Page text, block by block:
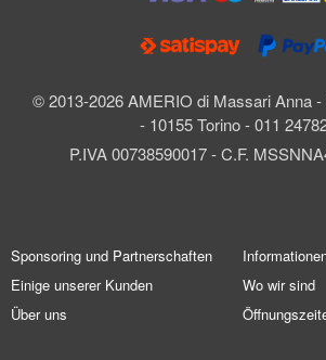
© 2013-2026 AMERIO di Massari Anna -
- 10155 Torino - 011
P.IVA 00738590017 - C.F.
Sponsoring und Partnerschaften
Einige unserer Kunden
Über uns
Wo wir sind